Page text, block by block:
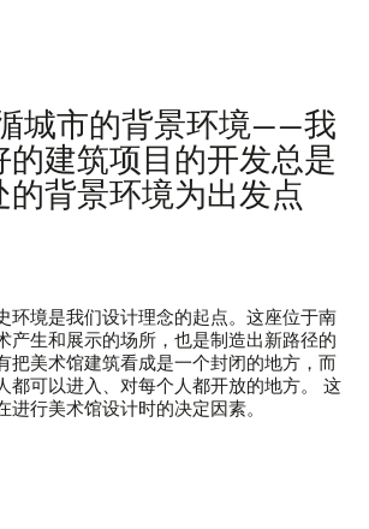
城市的背景环境——我
的建筑项目的开发总是
的背景环境为出发点
环境是我们设计理念的起点。这座位于南
产生和展示的场所，也是制造出新路径的
把美术馆建筑看成是一个封闭的地方，而
都可以进入、对每个人都开放的地方。 这
进行美术馆设计时的决定因素。